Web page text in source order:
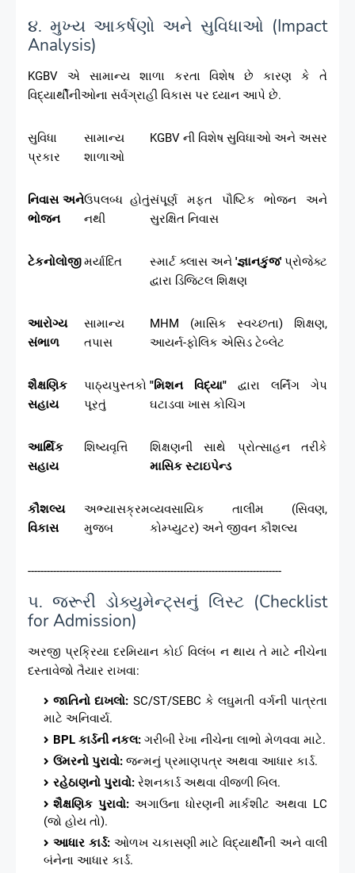
૪. મુખ્ય આકર્ષણો અને સુવિધાઓ (Impact
Analysis)
KGBV એ સામાન્ય શાળા કરતા વિશેષ છે કારણ કે તે
વિદ્યાર્થીનીઓના સર્વગ્રાહી વિકાસ પર ધ્યાન આપે છે.
સુવિધા
પ્રકાર
સામાન્ય
શાળાઓ
KGBV ની વિશેષ સુવિધાઓ અને અસર
નિવાસ અને
ભોજન
ઉપલબ્ધ હોતું
નથી
સંપૂર્ણ મફત પૌષ્ટિક ભોજન અને
સુરક્ષિત નિવાસ
ટેકનોલોજીમર્યાદિત સ્માર્ટ ક્લાસ અને 'જ્ઞાનકુંજ' પ્રોજેક્ટ
દ્વારા ડિજિટલ શિક્ષણ
આરોગ્ય
સંભાળ
સામાન્ય
તપાસ
MHM (માસિક સ્વચ્છતા) શિક્ષણ,
આયર્ન-ફોલિક એસિડ ટેબ્લેટ
શૈક્ષણિક
સહાય
પાઠ્યપુસ્તકો
પૂરતું
"મિશન વિદ્યા" દ્વારા લર્નિંગ ગેપ
ઘટાડવા ખાસ કોચિંગ
આર્થિક
સહાય
શિષ્યવૃત્તિ
શિક્ષણની સાથે પ્રોત્સાહન તરીકે
માસિક સ્ટાઇપેન્ડ
કૌશલ્ય
વિકાસ
અભ્યાસક્રમ
મુજબ
વ્યવસાયિક તાલીમ (સિવણ,
કોમ્પ્યુટર) અને જીવન કૌશલ્ય
--------------------------------------------------------------------------------
૫. જરૂરી ડોક્યુમેન્ટ્સનું લિસ્ટ (Checklist
for Admission)
અરજી પ્રક્રિયા દરમિયાન કોઈ વિલંબ ન થાય તે માટે નીચેના
દસ્તાવેજો તૈયાર રાખવા:
જાતિનો દાખલો: SC/ST/SEBC કે લઘુમતી વર્ગની પાત્રતા
માટે અનિવાર્ય.
BPL કાર્ડની નકલ: ગરીબી રેખા નીચેના લાભો મેળવવા માટે.
ઉંમરનો પુરાવો: જન્મનું પ્રમાણપત્ર અથવા આધાર કાર્ડ.
રહેઠાણનો પુરાવો: રેશનકાર્ડ અથવા વીજળી બિલ.
શૈક્ષણિક પુરાવો:અગાઉના ધોરણની માર્કશીટ અથવા LC
(જો હોય તો).
આધાર કાર્ડ:ઓળખ ચકાસણી માટે વિદ્યાર્થીની અને વાલી
બંનેના આધાર કાર્ડ.